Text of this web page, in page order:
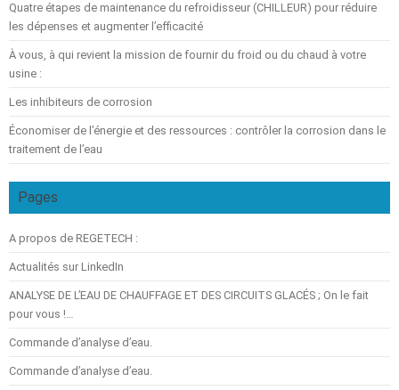
Quatre étapes de maintenance du refroidisseur (CHILLEUR) pour réduire
les dépenses et augmenter l’efficacité
À vous, à qui revient la mission de fournir du froid ou du chaud à votre
usine :
Les inhibiteurs de corrosion
Économiser de l’énergie et des ressources : contrôler la corrosion dans le
traitement de l’eau
Pages
A propos de REGETECH :
Actualités sur LinkedIn
ANALYSE DE L’EAU DE CHAUFFAGE ET DES CIRCUITS GLACÉS ; On le fait
pour vous !…
Commande d’analyse d’eau.
Commande d’analyse d’eau.